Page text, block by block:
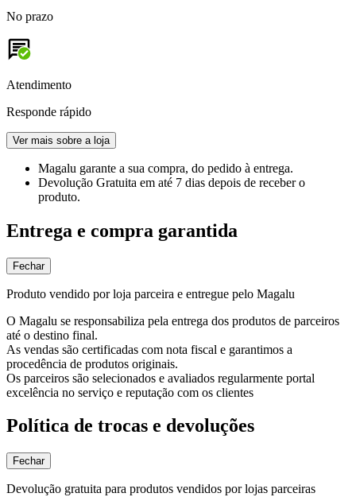
No prazo
Atendimento
Responde rápido
Ver mais sobre a loja
Magalu garante a sua compra, do pedido à entrega.
Devolução Gratuita em até 7 dias depois de receber o
produto.
Entrega e compra garantida
Fechar
Produto vendido por loja parceira e entregue pelo Magalu
O Magalu se responsabiliza pela entrega dos produtos de parceiros
até o destino final.
As vendas são certificadas com nota fiscal e garantimos a
procedência de produtos originais.
Os parceiros são selecionados e avaliados regularmente portal
excelência no serviço e reputação com os clientes
Política de trocas e devoluções
Fechar
Devolução gratuita para produtos vendidos por lojas parceiras